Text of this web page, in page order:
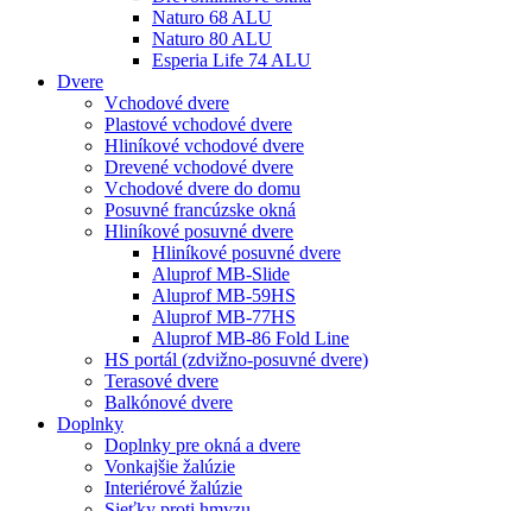
Naturo 68 ALU
Naturo 80 ALU
Esperia Life 74 ALU
Dvere
Vchodové dvere
Plastové vchodové dvere
Hliníkové vchodové dvere
Drevené vchodové dvere
Vchodové dvere do domu
Posuvné francúzske okná
Hliníkové posuvné dvere
Hliníkové posuvné dvere
Aluprof MB-Slide
Aluprof MB-59HS
Aluprof MB-77HS
Aluprof MB-86 Fold Line
HS portál (zdvižno-posuvné dvere)
Terasové dvere
Balkónové dvere
Doplnky
Doplnky pre okná a dvere
Vonkajšie žalúzie
Interiérové žalúzie